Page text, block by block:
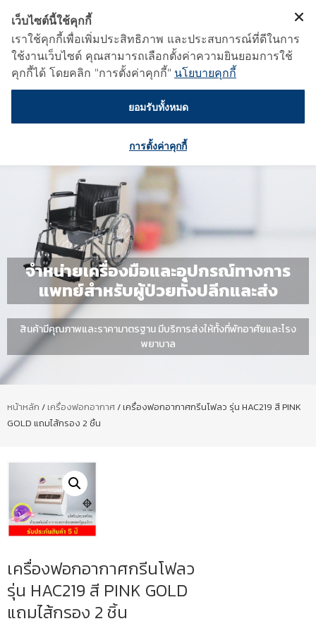
จำหน่ายเครื่องมือและอุปกรณ์ทางการ
แพทย์สำหรับผู้ป่วยทั้งปลีกและส่ง
สินค้ามีคุณภาพและราคามาตรฐาน มีบริการส่งให้ทั้งที่พักอาศัยและโรง
พยาบาล
หน้าหลัก / เครื่องฟอกอากาศ/ เครื่องฟอกอากาศกรีนโฟลว รุ่น HAC219 สี PINK
GOLD แถมไส้กรอง 2 ชิ้น
เครื่องฟอกอากาศกรีนโฟลว
รุ่น HAC219 สี PINK GOLD
แถมไส้กรอง 2 ชิ้น
เว็บไซต์นี้ใช้คุกกี้
เราใช้คุกกี้เพื่อเพิ่มประสิทธิภาพ และประสบการณ์ที่ดีในการ
ใช้งานเว็บไซต์ คุณสามารถเลือกตั้งค่าความยินยอมการใช้
คุกกี้ได้ โดยคลิก "การตั้งค่าคุกกี้" นโยบายคุกกี้
ยอมรับทั้งหมด
การตั้งค่าคุกกี้